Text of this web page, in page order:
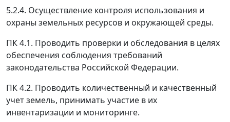
5.2.4. Осуществление контроля использования и
охраны земельных ресурсов и окружающей среды.
ПК 4.1. Проводить проверки и обследования в целях
обеспечения соблюдения требований
законодательства Российской Федерации.
ПК 4.2. Проводить количественный и качественный
учет земель, принимать участие в их
инвентаризации и мониторинге.